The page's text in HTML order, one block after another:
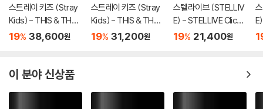
스트레이 키즈 (Stray
Kids) - THIS & THAT
[2종 SET]
19% 38,600원
스트레이 키즈 (Stray
Kids) - THIS & THAT
[TRUCK VER.]
19% 31,200원
스텔라이브 (STELLIV
E) - STELLIVE Cliche
1st EP 「Colorful Stro
19% 21,400원
이 분야 신상품